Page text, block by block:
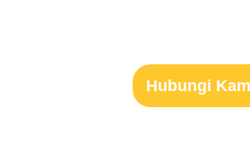
Hubungi